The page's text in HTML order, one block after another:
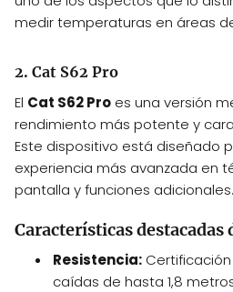
medir temperaturas en áreas
2. Cat S62 Pro
El Cat S62 Pro es una versión
rendimiento más potente y
Este dispositivo está diseñado
experiencia más avanzada en
pantalla y funciones adicionales.
Características destacadas
Resistencia:
caídas de hasta 1,8